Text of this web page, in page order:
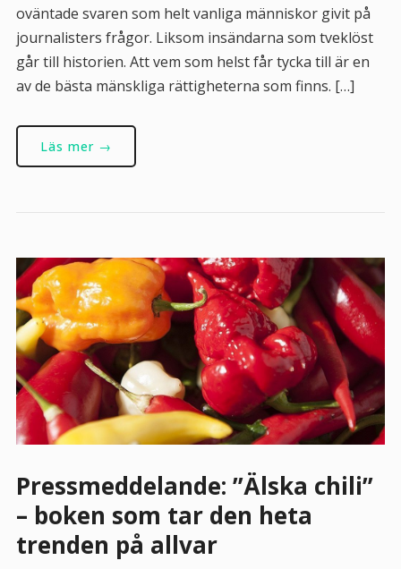
oväntade svaren som helt vanliga människor givit på
journalisters frågor. Liksom insändarna som tveklöst
går till historien. Att vem som helst får tycka till är en
av de bästa mänskliga rättigheterna som finns. […]
Läs mer →
Pressmeddelande: ”Älska chili”
– boken som tar den heta
trenden på allvar